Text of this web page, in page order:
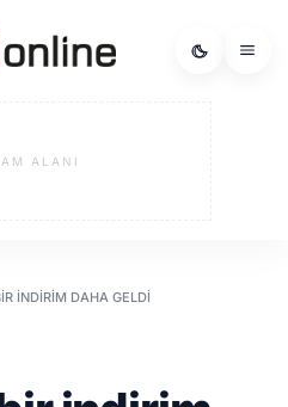
ALANI
INDIRIM DAHA GELDI